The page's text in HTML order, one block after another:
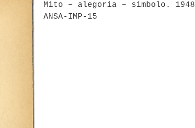
Mito – alegoria – simbolo. 1948
ANSA-IMP-15